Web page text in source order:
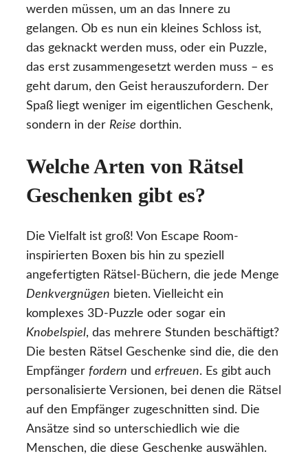
werden müssen, um an das Innere zu
gelangen. Ob es nun ein kleines Schloss ist,
das geknackt werden muss, oder ein Puzzle,
das erst zusammengesetzt werden muss – es
geht darum, den Geist herauszufordern. Der
Spaß liegt weniger im eigentlichen Geschenk,
sondern in der Reise dorthin.
Welche Arten von Rätsel
Geschenken gibt es?
Die Vielfalt ist groß! Von Escape Room-
inspirierten Boxen bis hin zu speziell
angefertigten Rätsel-Büchern, die jede Menge
Denkvergnügen bieten. Vielleicht ein
komplexes 3D-Puzzle oder sogar ein
Knobelspiel, das mehrere Stunden beschäftigt?
Die besten Rätsel Geschenke sind die, die den
Empfänger fordern und erfreuen. Es gibt auch
personalisierte Versionen, bei denen die Rätsel
auf den Empfänger zugeschnitten sind. Die
Ansätze sind so unterschiedlich wie die
Menschen, die diese Geschenke auswählen.